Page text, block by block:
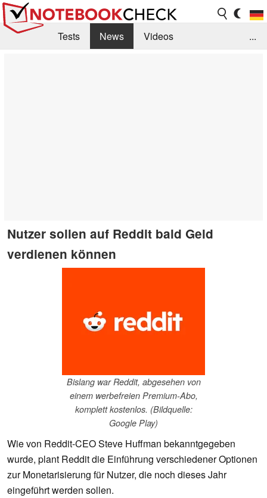
Tests News
Videos
...
Nutzer sollen auf Reddit bald Geld
verdienen können
Bislang war Reddit, abgesehen von
einem werbefreien Premium-Abo,
komplett kostenlos. (Bildquelle:
Google Play)
Wie von Reddit-CEO Steve Huffman bekanntgegeben
wurde, plant Reddit die Einführung verschiedener Optionen
zur Monetarisierung für Nutzer, die noch dieses Jahr
eingeführt werden sollen.